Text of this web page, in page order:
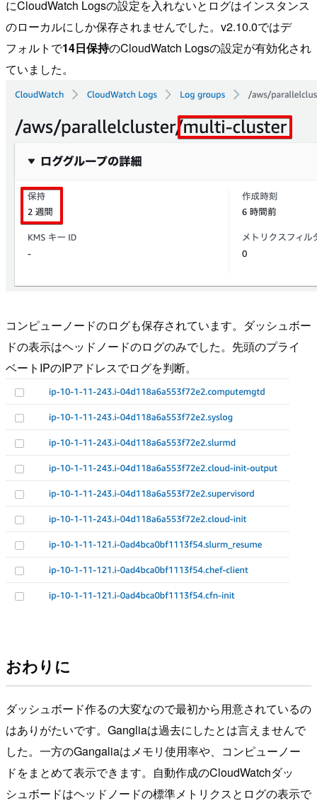
にCloudWatch Logsの設定を入れないとログはインスタンス
のローカルにしか保存されませんでした。v2.10.0ではデ
フォルトで14日保持のCloudWatch Logsの設定が有効化され
ていました。
コンピューノードのログも保存されています。ダッシュボー
ドの表示はヘッドノードのログのみでした。先頭のプライ
ベートIPのIPアドレスでログを判断。
おわりに
ダッシュボード作るの大変なので最初から用意されているの
はありがたいです。Gangliaは過去にしたとは言えませんで
した。一方のGangaliaはメモリ使用率や、コンピューノー
ドをまとめて表示できます。自動作成のCloudWatchダッ
シュボードはヘッドノードの標準メトリクスとログの表示で